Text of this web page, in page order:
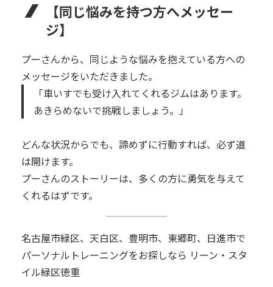
【同じ悩みを持つ方へメッセー
ジ】
プーさんから、同じような悩みを抱えている方への
メッセージをいただきました。
「車いすでも受け入れてくれるジムはあります。
あきらめないで挑戦しましょう。」
どんな状況からでも、諦めずに行動すれば、必ず道
は開けます。
プーさんのストーリーは、多くの方に勇気を与えて
くれるはずです。
名古屋市緑区、天白区、豊明市、東郷町、日進市で
パーソナルトレーニングをお探しなら リーン・スタ
イル緑区徳重